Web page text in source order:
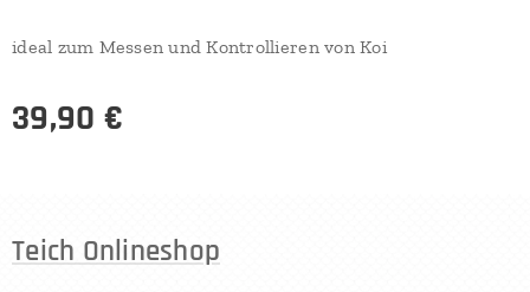
ideal zum Messen und Kontrollieren von Koi
39,90 €
Teich Onlineshop